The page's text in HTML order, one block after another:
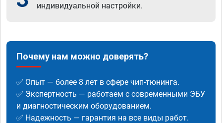
индивидуальной настройки.
Почему нам можно доверять?
✅ Опыт — более 8 лет в сфере чип-тюнинга.
✅ Экспертность — работаем с современными ЭБУ
и диагностическим оборудованием.
✅ Надежность — гарантия на все виды работ.